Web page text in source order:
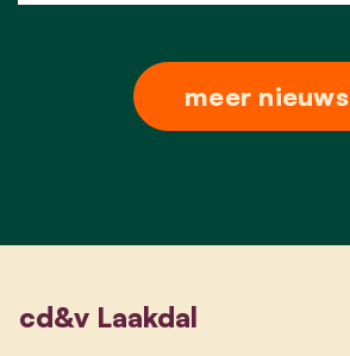
meer nieuws
cd&v Laakdal